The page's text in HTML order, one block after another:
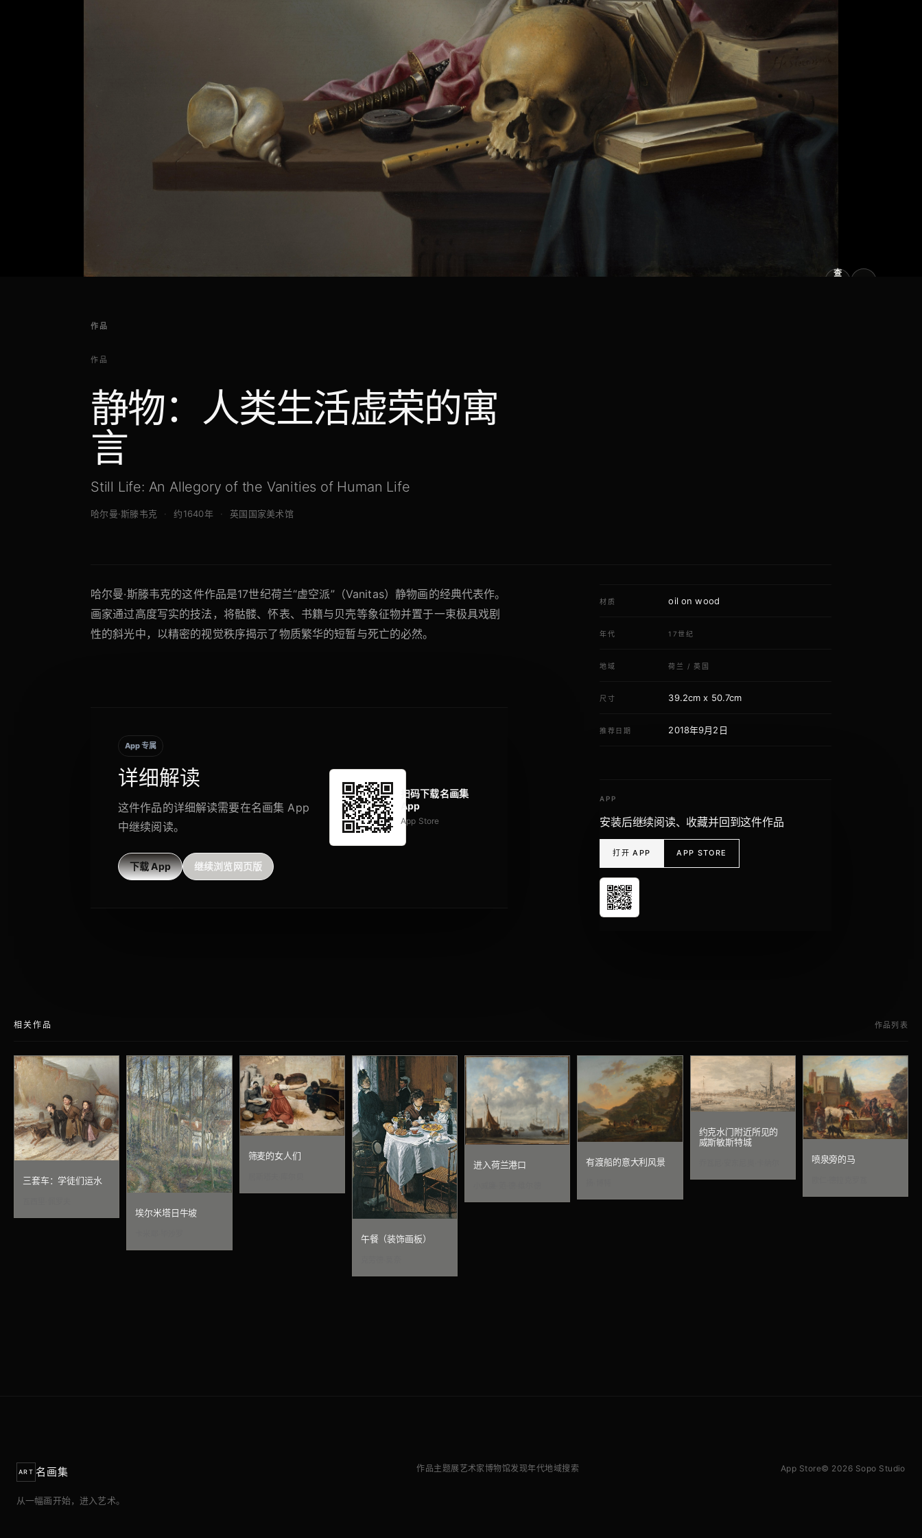
个
点
查
作品
作品
静物：人类生活虚荣的寓
言
Still Life: An Allegory of the Vanities of Human Life
哈尔曼·斯滕韦克 约1640年 英国国家美术馆
哈尔曼·斯滕韦克的这件作品是17世纪荷兰“虚空派”（Vanitas）静物画的经典代表作。
画家通过高度写实的技法，将骷髅、怀表、书籍与贝壳等象征物并置于一束极具戏剧
性的斜光中，以精密的视觉秩序揭示了物质繁华的短暂与死亡的必然。
App 专属
详细解读
这件作品的详细解读需要在名画集 App
中继续阅读。
下载 App 继续浏览网页版
扫码下载名画集
App
App Store
材质 oil on wood
年代 17世纪
地域 荷兰 /英国
尺寸 39.2cm x 50.7cm
推荐日期 2018年9月2日
APP
安装后继续阅读、收藏并回到这件作品
打开 APP APP STORE
相关作品 作品列表
三套车：学徒们运水
埃尔米塔日牛坡
筛麦的女人们
午餐（装饰画板）
进入荷兰港口 有渡船的意大利风景
约克水门附近所见的
威斯敏斯特城
喷泉旁的马
ART 名画集
从一幅画开始，进入艺术。
作品主题展艺术家博物馆发现年代地域搜索 App Store© 2026 Sopo Studio